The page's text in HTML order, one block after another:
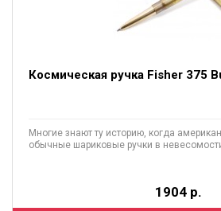
Космическая ручка Fisher 375
Многие знают ту историю, когда
обычные шариковые ручки в невесомости
1904 р.